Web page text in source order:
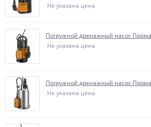
Не указана цена
Погружной дренажный насос
Не указана цена
Погружной дренажный насос
Не указана цена